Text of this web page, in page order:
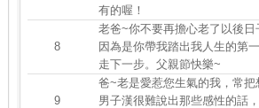
有的喔！
8
老爸~你不要再擔心老了以後日
因為是你帶我踏出我人生的第
走下一步。父親節快樂~
9
爸~老是愛惹您生氣的我，常
男子漢很難說出那些感性的話